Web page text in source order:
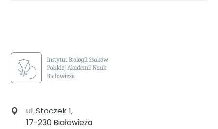
ul. Stoczek 1,
17-230 Białowieża